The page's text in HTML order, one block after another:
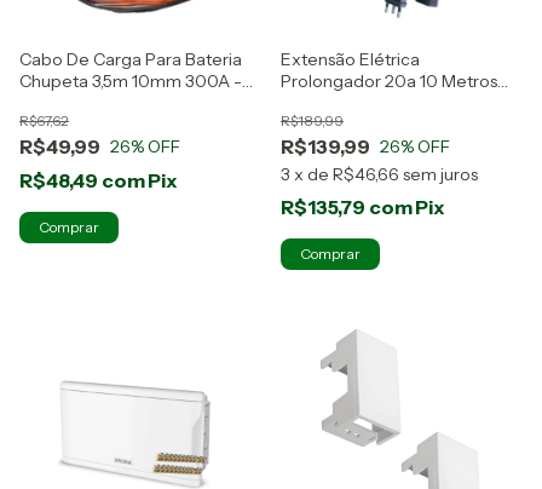
Cabo De Carga Para Bateria
Chupeta 3,5m 10mm 300A -
R$49,99
R$67,62
26% OFF
R$48,49 comPix
Extensão Elétrica
Prolongador 20a 10 Metros
R$139,99
R$189,99
26% OFF
3 x de R$46,66 sem juros
R$135,79 comPix